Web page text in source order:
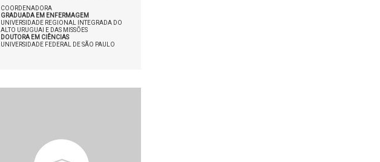
COORDENADORA
GRADUADA EM ENFERMAGEM
UNIVERSIDADE REGIONAL INTEGRADA DO
ALTO URUGUAI E DAS MISSÕES
DOUTORA EM CIÊNCIAS
UNIVERSIDADE FEDERAL DE SÃO PAULO